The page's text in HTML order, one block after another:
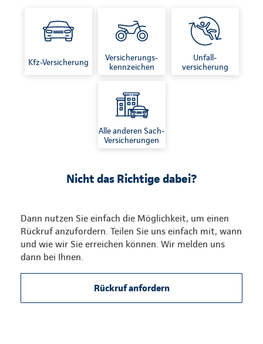
Kfz-Versicherung
Versicherungs-
kennzeichen
Unfall-
versicherung
Alle anderen Sach-
Versicherungen
Nicht das Richtige dabei?
Dann nutzen Sie einfach die Möglichkeit, um einen
Rückruf anzufordern. Teilen Sie uns einfach mit, wann
und wie wir Sie erreichen können. Wir melden uns
dann bei Ihnen.
Rückruf anfordern